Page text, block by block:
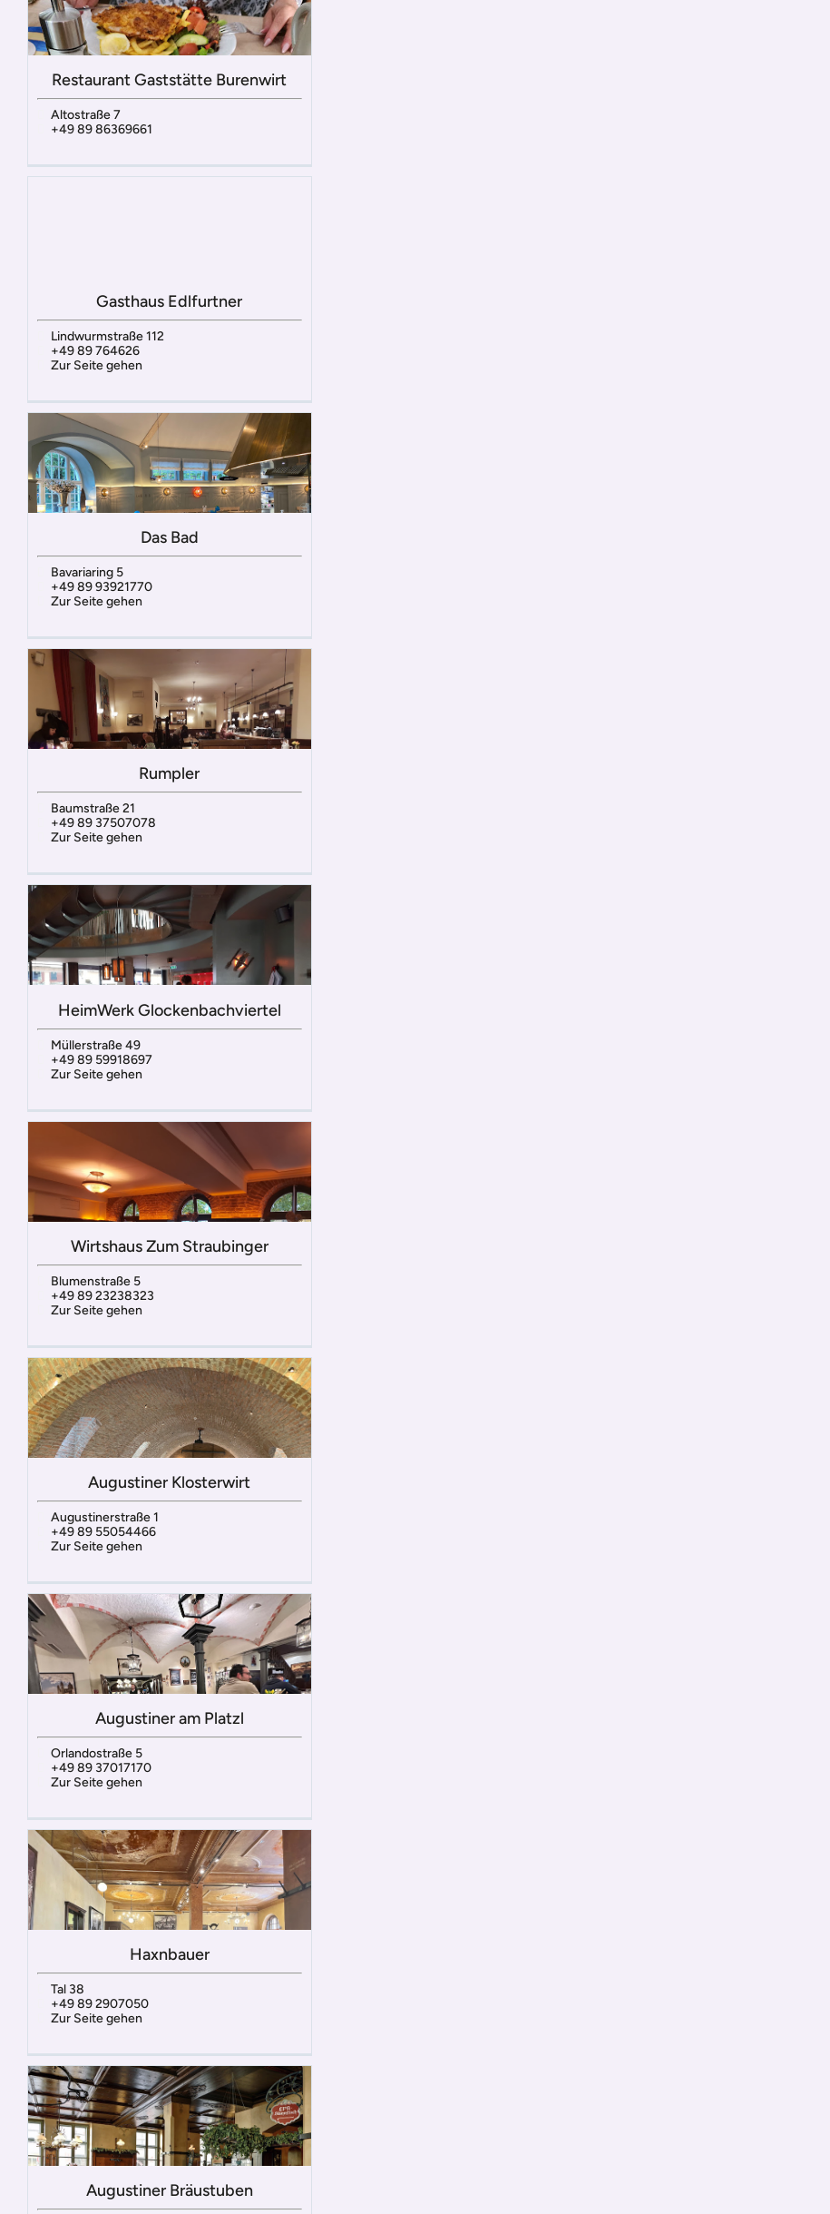
Restaurant Gaststätte Burenwirt
Altostraße 7
+49 89 86369661
Gasthaus Edlfurtner
Lindwurmstraße 112
+49 89 764626
Zur Seite gehen
Das Bad
Bavariaring 5
+49 89 93921770
Zur Seite gehen
Rumpler
Baumstraße 21
+49 89 37507078
Zur Seite gehen
HeimWerk Glockenbachviertel
Müllerstraße 49
+49 89 59918697
Zur Seite gehen
Wirtshaus Zum Straubinger
Blumenstraße 5
+49 89 23238323
Zur Seite gehen
Augustiner Klosterwirt
Augustinerstraße 1
+49 89 55054466
Zur Seite gehen
Augustiner am Platzl
Orlandostraße 5
+49 89 37017170
Zur Seite gehen
Haxnbauer
Tal 38
+49 89 2907050
Zur Seite gehen
Augustiner Bräustuben